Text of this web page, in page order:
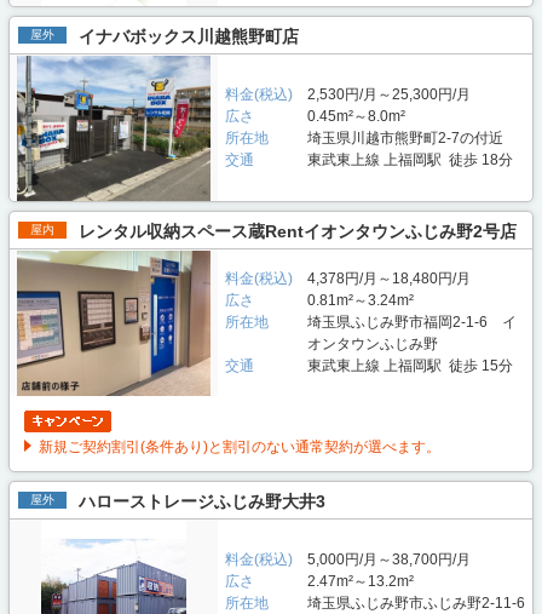
屋外 イナバボックス川越熊野町店
料金(税込)
2,530円/月～25,300円/月
広さ
0.45m²～8.0m²
所在地
埼玉県川越市熊野町2-7の付近
交通
東武東上線 上福岡駅 徒歩 18分
屋内 レンタル収納スペース蔵Rentイオンタウンふじみ野2号店
料金(税込)
4,378円/月～18,480円/月
広さ
0.81m²～3.24m²
所在地
埼玉県ふじみ野市福岡2-1-6 イ
オンタウンふじみ野
交通
東武東上線 上福岡駅 徒歩 15分
新規ご契約割引(条件あり)と割引のない通常契約が選べます。
屋外 ハローストレージふじみ野大井3
料金(税込)
5,000円/月～38,700円/月
広さ
2.47m²～13.2m²
所在地
埼玉県ふじみ野市ふじみ野2-11-6